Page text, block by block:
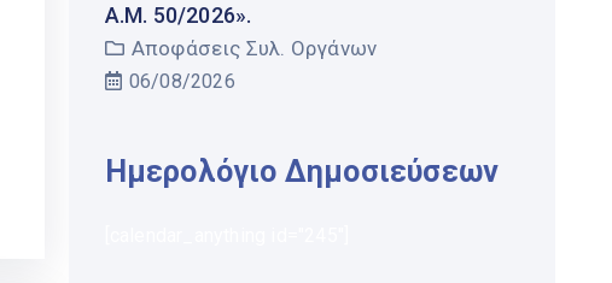
Α.Μ. 50/2026».
Αποφάσεις Συλ. Οργάνων
06/08/2026
Ημερολόγιο Δημοσιεύσεων